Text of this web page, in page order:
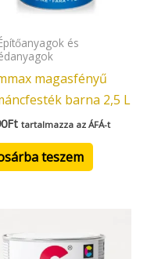
és
magasfényű
barna 2,5 L
Ft tartalmazza az ÁFÁ-t
teszem